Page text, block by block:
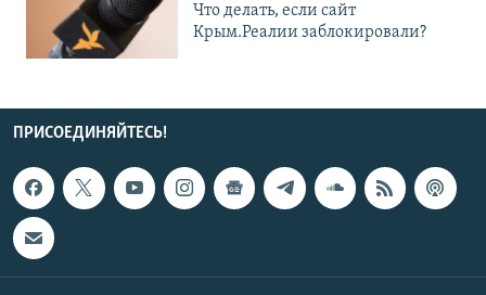
Что делать, если сайт
Крым.Реалии заблокировали?
ПРИСОЕДИНЯЙТЕСЬ!